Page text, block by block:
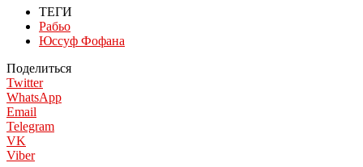
ТЕГИ
Рабьо
Юссуф Фофана
Поделиться
Twitter
WhatsApp
Email
Telegram
VK
Viber